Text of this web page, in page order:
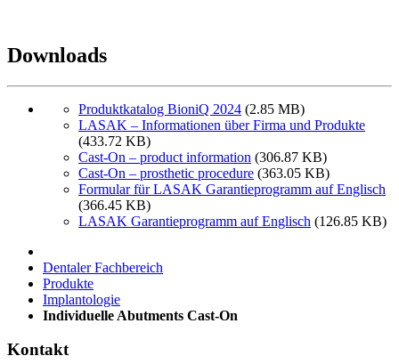
Downloads
Produktkatalog BioniQ 2024 (2.85 MB)
LASAK – Informationen über Firma und Produkte
(433.72 KB)
Cast-On – product information (306.87 KB)
Cast-On – prosthetic procedure (363.05 KB)
Formular für LASAK Garantieprogramm auf Englisch
(366.45 KB)
LASAK Garantieprogramm auf Englisch (126.85 KB)
Dentaler Fachbereich
Produkte
Implantologie
Individuelle Abutments Cast-On
Kontakt